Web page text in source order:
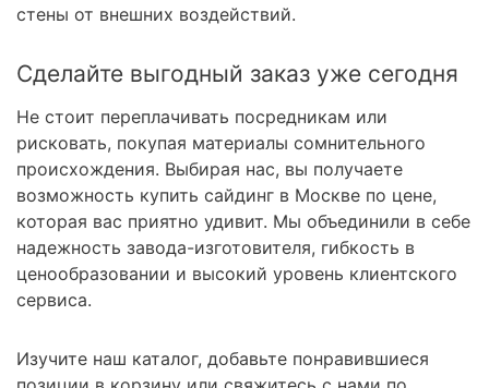
стены от внешних воздействий.
Сделайте выгодный заказ уже сегодня
Не стоит переплачивать посредникам или
рисковать, покупая материалы сомнительного
происхождения. Выбирая нас, вы получаете
возможность купить сайдинг в Москве по цене,
которая вас приятно удивит. Мы объединили в себе
надежность завода-изготовителя, гибкость в
ценообразовании и высокий уровень клиентского
сервиса.
Изучите наш каталог, добавьте понравившиеся